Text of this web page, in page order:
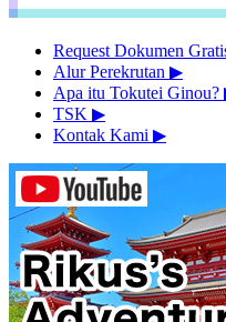
Request Dokumen
Alur Perekrutan ▶︎
Apa itu Tokutei Ginou?
TSK ▶︎
Kontak Kami ▶︎